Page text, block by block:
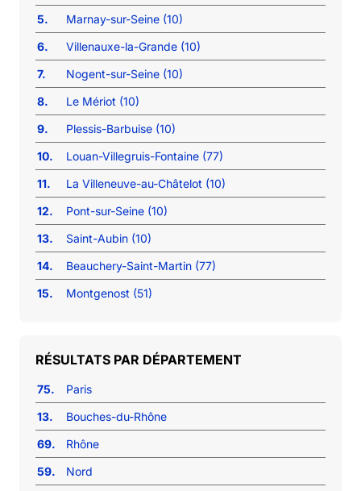
5.
Marnay-sur-Seine (10)
6.
Villenauxe-la-Grande (10)
7.
Nogent-sur-Seine (10)
8.
Le Mériot (10)
9.
Plessis-Barbuise (10)
10.
Louan-Villegruis-Fontaine (77)
11.
La Villeneuve-au-Châtelot (10)
12.
Pont-sur-Seine (10)
13.
Saint-Aubin (10)
14.
Beauchery-Saint-Martin (77)
15.
Montgenost (51)
RÉSULTATS PAR DÉPARTEMENT
75.
Paris
13.
Bouches-du-Rhône
69.
Rhône
59.
Nord